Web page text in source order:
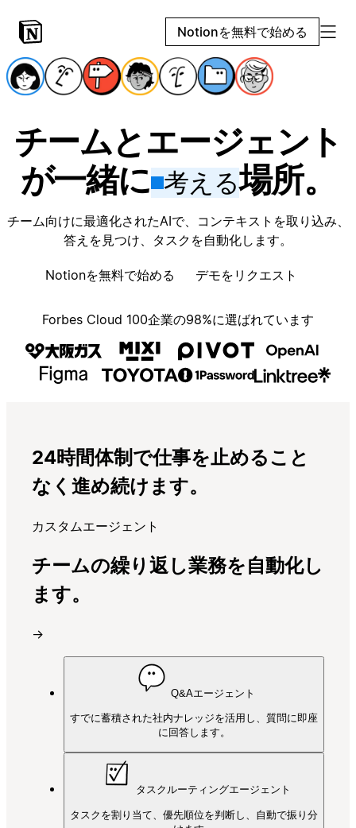
Notionを無料で始める
チームとエージェント
が一緒に 考える場所。
チーム向けに最適化されたAIで、コンテキストを取り込み、
答えを見つけ、タスクを自動化します。
Notionを無料で始める デモをリクエスト
Forbes Cloud 100企業の98%に選ばれています
24時間体制で仕事を止めること
なく進め続けます。
カスタムエージェント
チームの繰り返し業務を自動化し
ます。
→
Q&Aエージェント
すでに蓄積された社内ナレッジを活用し、質問に即座
に回答します。
タスクルーティングエージェント
タスクを割り当て、優先順位を判断し、自動で振り分